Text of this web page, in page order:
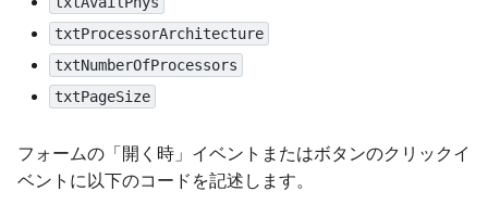
txtProcessorArchitecture
txtNumberOfProcessors
txtPageSize
フォームの「開く時」イベントまたはボタンのクリックイ
ベントに以下のコードを記述します。